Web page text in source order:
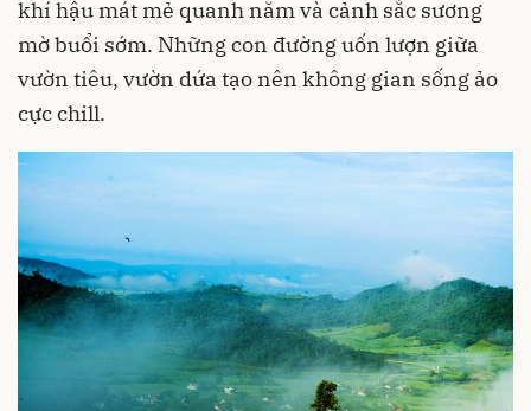
khí hậu mát mẻ quanh năm và cảnh sắc sương
mờ buổi sớm. Những con đường uốn lượn giữa
vườn tiêu, vườn dứa tạo nên không gian sống ảo
cực chill.